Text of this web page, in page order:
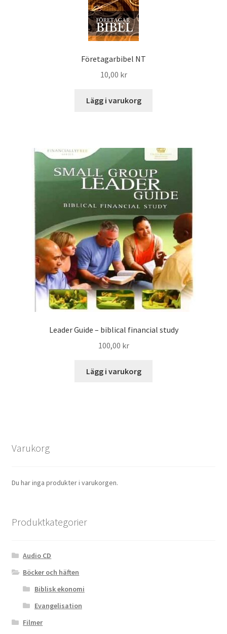
Företagarbibel NT
10,00 kr
Lägg i varukorg
Leader Guide – biblical financial study
100,00 kr
Lägg i varukorg
Varukorg
Du har inga produkter i varukorgen.
Produktkategorier
Audio CD
Böcker och häften
Biblisk ekonomi
Evangelisation
Filmer